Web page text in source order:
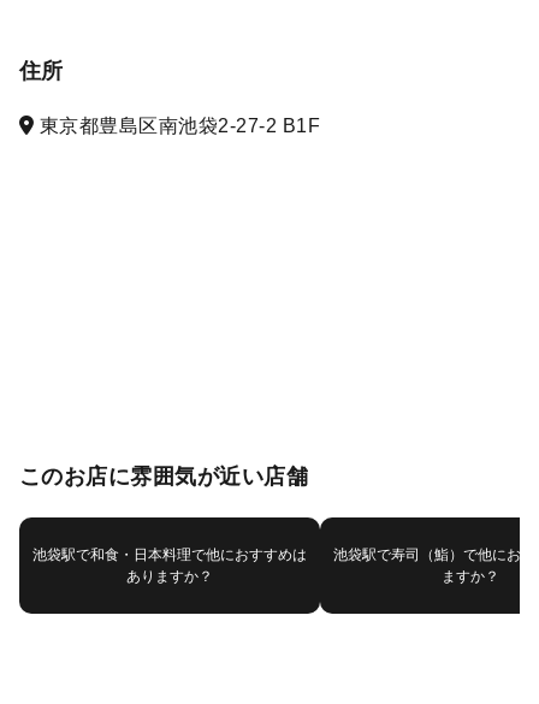
住所
東京都豊島区南池袋2-27-2 B1F
このお店に雰囲気が近い店舗
池袋駅で和食・日本料理で他におすすめは
ありますか？
池袋駅で寿司（鮨）で他にお
ますか？